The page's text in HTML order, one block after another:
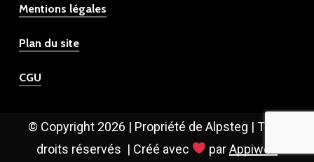
Mentions légales
Plan du site
CGU
© Copyright 2026 | Propriété de Alpsteg | Tous
droits réservés | Créé avec parAppiweb